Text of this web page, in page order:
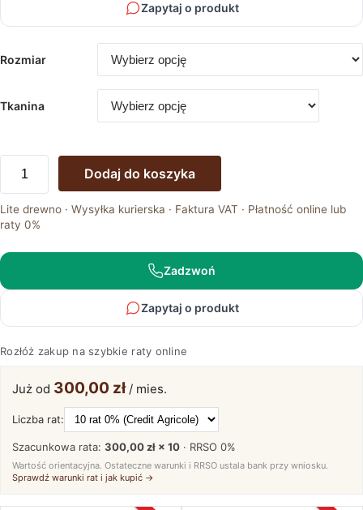
Zapytaj o produkt
Rozmiar
Tkanina
Elegancka
Sypialnia
z
Łóżkiem
Dębowym
C
Dodaj do koszyka
Lite drewno · Wysyłka kurierska · Faktura VAT · Płatność online lub
raty 0%
Zadzwoń
Zapytaj o produkt
Rozłóż zakup na szybkie raty online
Już od 300,00 zł/ mies.
Liczba rat:
Szacunkowa rata: 300,00 zł × 10 · RRSO 0%
Wartość orientacyjna. Ostateczne warunki i RRSO ustala bank przy wniosku.
Sprawdź warunki rat i jak kupić →